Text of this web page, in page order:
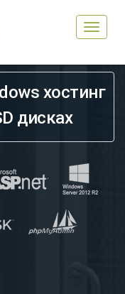
Toggle
хостинг
дисках